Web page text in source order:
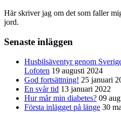
Här skriver jag om det som faller
jord.
Senaste inläggen
Husbilsäventyr genom
Lofoten 19 augusti 2024
God fortsättning! 25 januari
En svår tid 13 januari 2022
Hur mår min diabetes? 09
Första inlägget på länge 30